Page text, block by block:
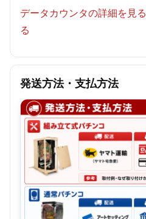
データカウンタの詳細を見る
る
発送方法・支払方法